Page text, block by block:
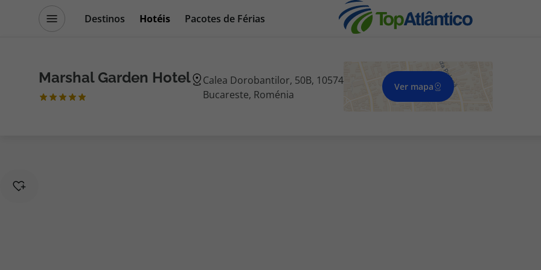
Destinos Hotéis
Pacotes de Férias
Marshal Garden Hotel
Calea Dorobantilor, 50B, 10574
Bucareste, Roménia
Ver mapa